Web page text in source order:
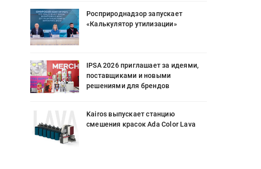
Росприроднадзор запускает
«Калькулятор утилизации»
IPSA 2026 приглашает за идеями,
поставщиками и новыми
решениями для брендов
Kairos выпускает станцию
смешения красок Ada Color Lava